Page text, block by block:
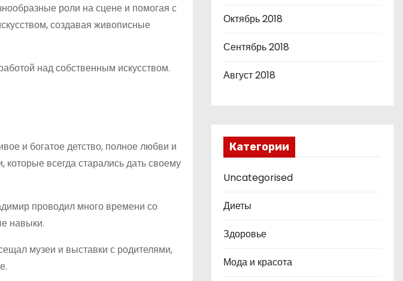
роли на сцене и помогая с
создавая живописные
над собственным искусством.
и богатое детство, полное любви и
всегда старались дать своему
проводил много времени со
навыки.
музеи и выставки с родителями,
Октябрь 2018
Сентябрь 2018
Август 2018
Категории
Uncategorised
Диеты
Здоровье
Мода и красота